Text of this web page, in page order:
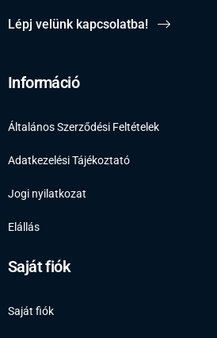
Lépj velünk kapcsolatba!
Információ
Általános Szerződési Feltételek
Adatkezelési Tájékoztató
Jogi nyilatkozat
Elállás
Saját fiók
Saját fiók